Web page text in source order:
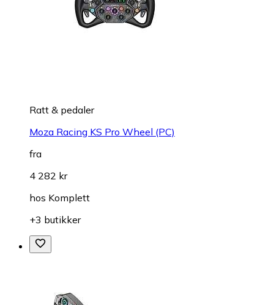
Ratt & pedaler
Moza Racing KS Pro Wheel (PC)
fra
4 282 kr
hos Komplett
+3 butikker